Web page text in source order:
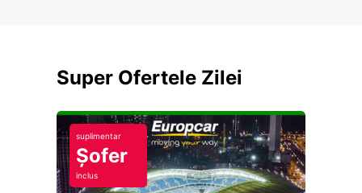
Super Ofertele Zilei
suplimentar
Șofer
inclus